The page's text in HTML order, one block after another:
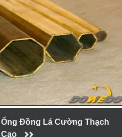
Ống Đồng Lá Cường Thạch
Cao